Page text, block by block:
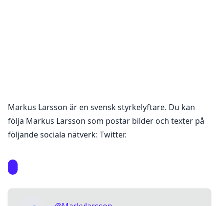
Markus Larsson är en svensk styrkelyftare. Du kan
följa Markus Larsson som postar bilder och texter på
följande sociala nätverk: Twitter.